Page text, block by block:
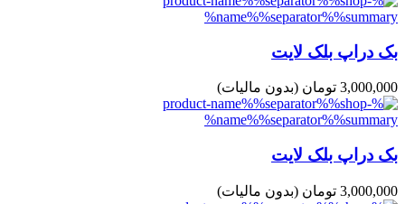
بک دراپ بلک لایت
3,000,000 تومان (بدون مالیات)
بک دراپ بلک لایت
3,000,000 تومان (بدون مالیات)